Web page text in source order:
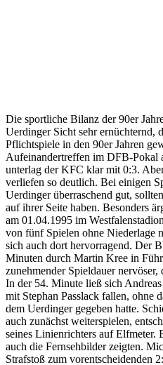
Die sportliche Bilanz der 90er
Uerdinger Sicht sehr ernüchternd,
Pflichtspiele in den 90er Jahren
Aufeinandertreffen im DFB-Pokal
unterlag der KFC klar mit 0:3.
verliefen so deutlich. Bei einigen
Uerdinger überraschend gut,
auf ihrer Seite haben. Besonders
am 01.04.1995 im
von fünf Spielen ohne Niederlage
sich auch dort hervorragend. Der
Minuten durch Martin Kree in
zunehmender Spieldauer
In der 54. Minute ließ sich
mit Stephan Passlack fallen, ohne
dem Uerdinger gegeben hatte.
auch zunächst weiterspielen,
seines Linienrichters auf Elfmeter.
auch die Fernsehbilder zeigten.
Strafstoß zum vorentscheidenden